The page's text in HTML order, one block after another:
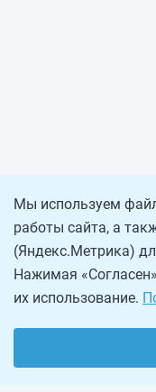
Мы используем
работы сайта, а
(Яндекс.Метрика)
Нажимая
их использование.